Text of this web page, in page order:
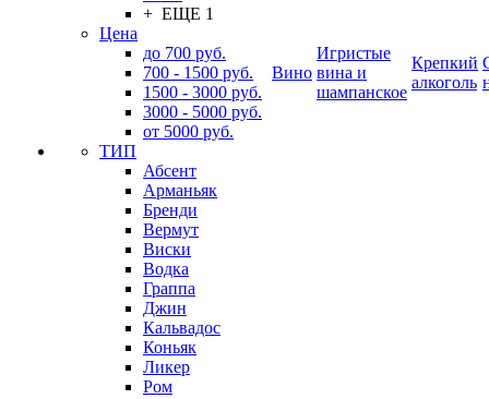
+ ЕЩЕ 1
Цена
до 700 руб.
700 - 1500 руб.
1500 - 3000 руб.
3000 - 5000 руб.
от 5000 руб.
ТИП
Абсент
Арманьяк
Бренди
Вермут
Виски
Водка
Граппа
Джин
Кальвадос
Коньяк
Ликер
Ром
Вино
Игристые
вина и
шампанское
Крепкий
алкоголь